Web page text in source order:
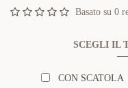
Basato su 0
SCEGLI IL
CON SCATOLA